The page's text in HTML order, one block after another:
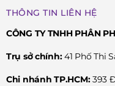
THÔNG TIN LIÊN HỆ
CÔNG TY TNHH PHÂN
Trụ sở chính:41 Phố Thi
Chi nhánh TP.HCM:393